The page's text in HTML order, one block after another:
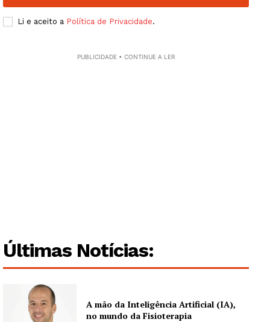
Li e aceito a Política de Privacidade.
PUBLICIDADE • CONTINUE A LER
Últimas Notícias:
A mão da Inteligência Artificial (IA),
no mundo da Fisioterapia